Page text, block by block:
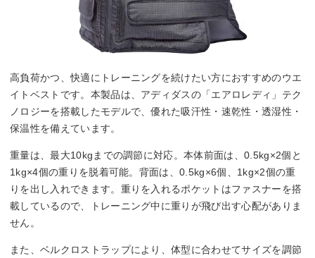
高負荷かつ、快適にトレーニングを続けたい方におすすめのウエ
イトベストです。本製品は、アディダスの「エアロレディ」テク
ノロジーを搭載したモデルで、優れた吸汗性・速乾性・透湿性・
保温性を備えています。
重量は、最大10kgまでの調節に対応。本体前面は、0.5kg×2個と
1kg×4個の重りを脱着可能。背面は、0.5kg×6個、1kg×2個の重
りを出し入れできます。重りを入れるポケットはファスナーを搭
載しているので、トレーニング中に重りが飛び出す心配がありま
せん。
また、ベルクロストラップにより、体型に合わせてサイズを調節